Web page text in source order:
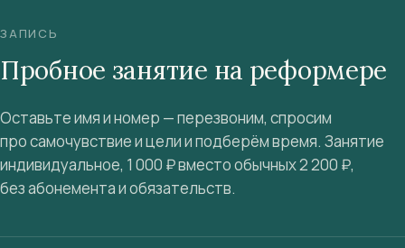
ЗАПИСЬ
Пробное занятие на реформере
Оставьте имя и номер — перезвоним, спросим
про самочувствие и цели и подберём время. Занятие
индивидуальное, 1 000 ₽ вместо обычных 2 200 ₽,
без абонемента и обязательств.